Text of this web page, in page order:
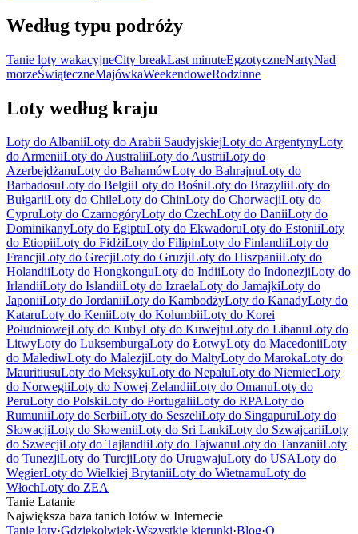
Według typu podróży
Tanie loty wakacyjneCity breakLast minuteEgzotyczneNartyNad
morzeŚwiąteczneMajówkaWeekendoweRodzinne
Loty według kraju
Loty do AlbaniiLoty do Arabii SaudyjskiejLoty do ArgentynyLoty
do ArmeniiLoty do AustraliiLoty do AustriiLoty do
AzerbejdżanuLoty do BahamówLoty do BahrajnuLoty do
BarbadosuLoty do BelgiiLoty do BośniLoty do BrazyliiLoty do
BułgariiLoty do ChileLoty do ChinLoty do ChorwacjiLoty do
CypruLoty do CzarnogóryLoty do CzechLoty do DaniiLoty do
DominikanyLoty do EgiptuLoty do EkwadoruLoty do EstoniiLoty
do EtiopiiLoty do FidżiLoty do FilipinLoty do FinlandiiLoty do
FrancjiLoty do GrecjiLoty do GruzjiLoty do HiszpaniiLoty do
HolandiiLoty do HongkonguLoty do IndiiLoty do IndonezjiLoty do
IrlandiiLoty do IslandiiLoty do IzraelaLoty do JamajkiLoty do
JaponiiLoty do JordaniiLoty do KambodżyLoty do KanadyLoty do
KataruLoty do KeniiLoty do KolumbiiLoty do Korei
PołudniowejLoty do KubyLoty do KuwejtuLoty do LibanuLoty do
LitwyLoty do LuksemburgaLoty do ŁotwyLoty do MacedoniiLoty
do MalediwLoty do MalezjiLoty do MaltyLoty do MarokaLoty do
MauritiusuLoty do MeksykuLoty do NepaluLoty do NiemiecLoty
do NorwegiiLoty do Nowej ZelandiiLoty do OmanuLoty do
PeruLoty do PolskiLoty do PortugaliiLoty do RPALoty do
RumuniiLoty do SerbiiLoty do SeszeliLoty do SingapuruLoty do
SłowacjiLoty do SłoweniiLoty do Sri LankiLoty do SzwajcariiLoty
do SzwecjiLoty do TajlandiiLoty do TajwanuLoty do TanzaniiLoty
do TunezjiLoty do TurcjiLoty do UrugwajuLoty do USALoty do
WęgierLoty do Wielkiej BrytaniiLoty do WietnamuLoty do
WłochLoty do ZEA
Tanie Latanie
Największa baza tanich lotów w Internecie
Tanie loty·Gdziekolwiek·Wszystkie kierunki·Blog·O